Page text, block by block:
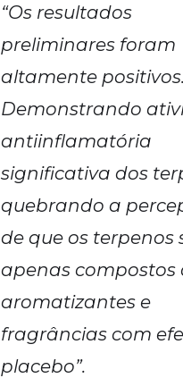
“Os resultados
preliminares foram
altamente positivos.
Demonstrando
antiinflamatória
significativa dos
quebrando a
de que os terpenos
apenas compostos
aromatizantes e
fragrâncias com
placebo”.